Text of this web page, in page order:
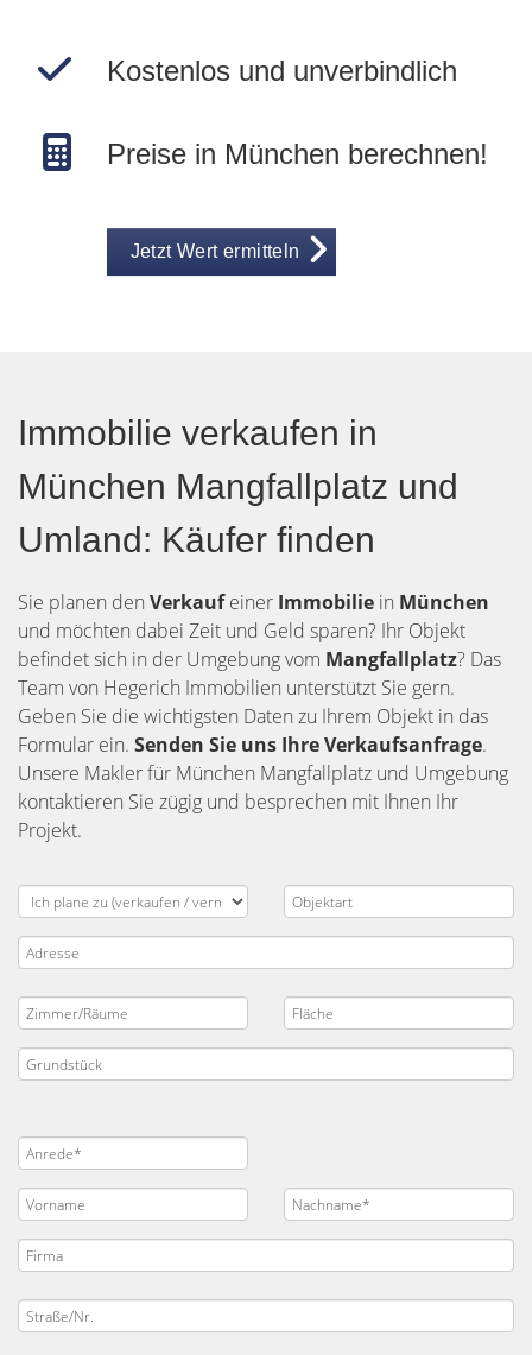
Kostenlos und unverbindlich
Preise in München berechnen!
Jetzt Wert ermitteln
Immobilie verkaufen in
München Mangfallplatz und
Umland: Käufer finden
Sie planen den Verkaufeiner Immobilie in München
und möchten dabei Zeit und Geld sparen? Ihr Objekt
befindet sich in der Umgebung vom Mangfallplatz? Das
Team von Hegerich Immobilien unterstützt Sie gern.
Geben Sie die wichtigsten Daten zu Ihrem Objekt in das
Formular ein. Senden Sie uns Ihre Verkaufsanfrage.
Unsere Makler für München Mangfallplatz und Umgebung
kontaktieren Sie zügig und besprechen mit Ihnen Ihr
Projekt.